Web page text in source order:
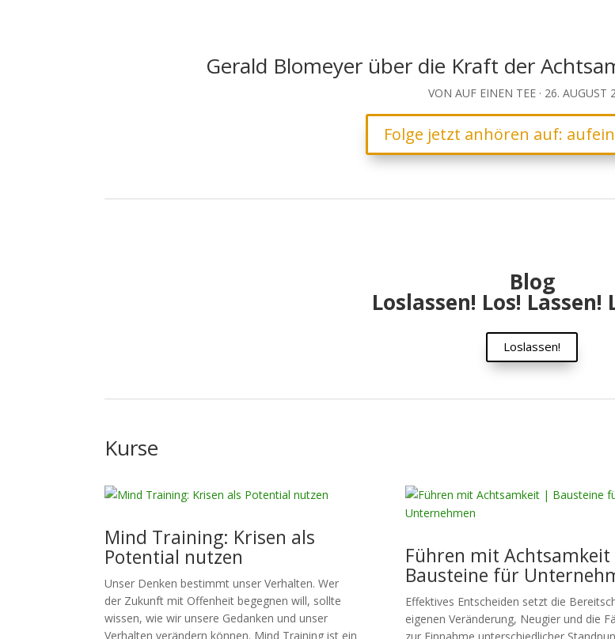
Gerald Blomeyer über die Kraft der
VON AUF EINEN TEE · 26. AUGUST
Folge jetzt anhören auf:
Blog
Loslassen! Los! Lassen!
Loslassen!
Kurse
Mind Training: Krisen als
Potential nutzen
Unser Denken bestimmt unser Verhalten. Wer
der Zukunft mit Offenheit begegnen will, sollte
wissen, wie wir unsere Gedanken und unser
Verhalten verändern können. Mind Training ist ein
Führen mit
Bausteine für
Effektives Entscheiden setzt die
eigenen Veränderung, Neugier und die